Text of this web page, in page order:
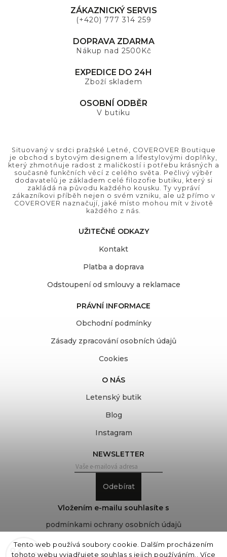
Tento web používá soubory cookie. Dalším procházením
tohoto webu vyjadřujete souhlas s jejich používáním.. Více
ZÁKAZNICKÝ SERVIS
(+420) 777 314 259
DOPRAVA ZDARMA
Nákup nad 2500Kč
EXPEDICE DO 24H
Zboží skladem
OSOBNÍ ODBĚR
V butiku
Situovaný v srdci pražské Letné, COVEROVER Boutique
je obchod s bytovým designem a lifestylovými doplňky,
který zhmotňuje radost z maličkostí i potřebu krásných a
současně funkčních věcí z celého světa. Pečlivý výběr
dodavatelů je základem celé filozofie butiku, který si
zakládá na původu každého kousku. Ty vypráví
zákazníkovi příběh nejen o svém vzniku, ale už přímo v
COVEROVER naznačují, jaké místo mohou mít v životě
každého z nás.
UŽITEČNÉ ODKAZY
Kontakt
Platba a doprava
Odstoupení od smlouvy a reklamace
PRÁVNÍ INFORMACE
Obchodní podmínky
Zásady zpracování osobních údajů
Cookies
O NÁS
Letenský butik
Blog
Instagram
NEWSLETTER
Odebírat
Vložením e-mailu souhlasíte s
podmínkami ochrany osobních údajů